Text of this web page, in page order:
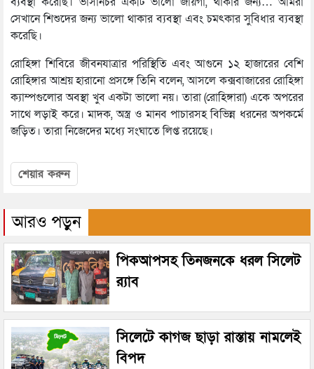
সেখানে শিশুদের জন্য ভালো থাকার ব্যবস্থা এবং চমৎকার সুবিধার ব্যবস্থা
করেছি।
রোহিঙ্গা শিবিরে জীবনযাত্রার পরিস্থিতি এবং আগুনে ১২ হাজারের বেশি
রোহিঙ্গার আশ্রয় হারানো প্রসঙ্গে তিনি বলেন, আসলে কক্সবাজারের রোহিঙ্গা
ক্যাম্পগুলোর অবস্থা খুব একটা ভালো নয়। তারা (রোহিঙ্গারা) একে অপরের
সাথে লড়াই করে। মাদক, অস্ত্র ও মানব পাচারসহ বিভিন্ন ধরনের অপকর্মে
জড়িত। তারা নিজেদের মধ্যে সংঘাতে লিপ্ত রয়েছে।
শেয়ার করুন
আরও পড়ুন
পিকআপসহ তিনজনকে ধরল সিলেট
র‌্যাব
সিলেটে কাগজ ছাড়া রাস্তায় নামলেই
বিপদ